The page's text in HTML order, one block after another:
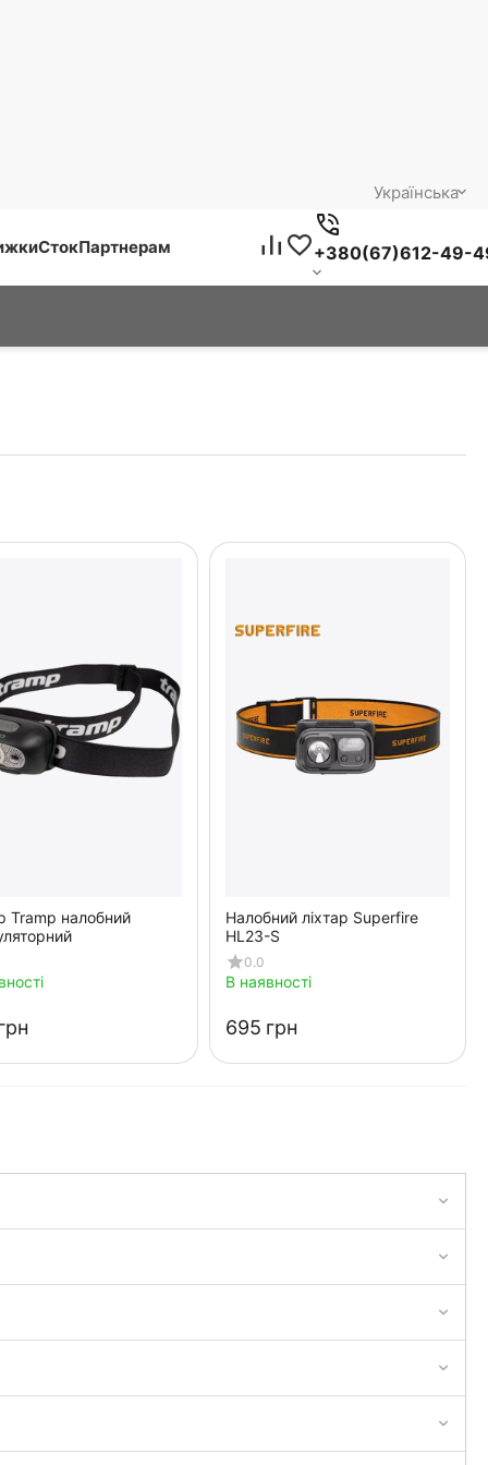
Українська
СтокПартнерам +380(67)612-49-
Tramp налобний
Налобний ліхтар Superfire
HL23-S
0.0
В наявності
‍695‍ грн